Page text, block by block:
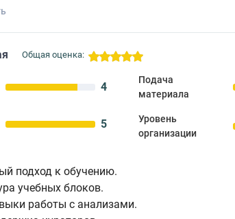
Общая оценка:
4
Подача
материала
5
Уровень
организации
подход к обучению.
учебных блоков.
работы с анализами.